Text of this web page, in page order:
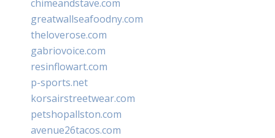
chimeandstave.com
greatwallseafoodny.com
theloverose.com
gabriovoice.com
resinflowart.com
p-sports.net
korsairstreetwear.com
petshopallston.com
avenue26tacos.com